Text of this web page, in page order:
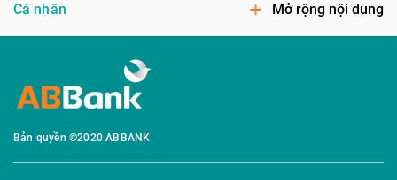
Cá nhân Mở rộng nội dung
Bản quyền ©2020 ABBANK